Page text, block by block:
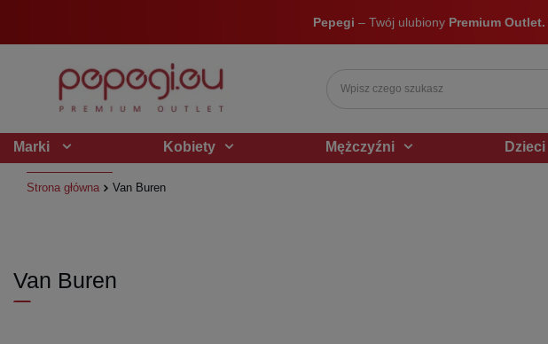
Pepegi – Twój ulubiony Premium Outlet.
Marki Kobiety Mężczyźni Dzieci
Strona główna Van Buren
Van Buren